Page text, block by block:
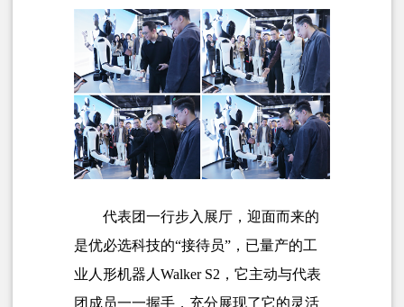
代表团一行步入展厅，迎面而来的
是优必选科技的“接待员”，已量产的工
业人形机器人Walker S2，它主动与代表
团成员一一握手，充分展现了它的灵活